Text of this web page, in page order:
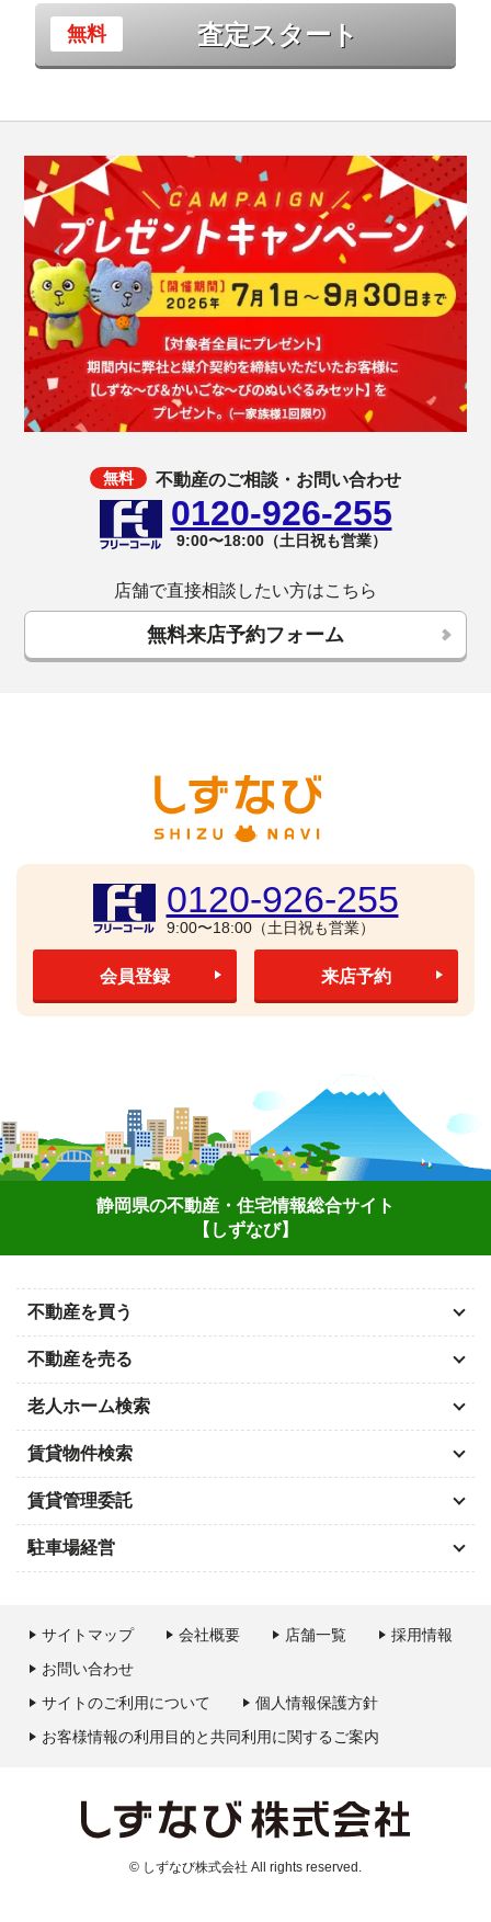
査定スタート
不動産のご相談・お問い合わせ
0120-926-255
9:00〜18:00（土日祝も営業）
店舗で直接相談したい方はこちら
無料来店予約フォーム
0120-926-255
9:00〜18:00（土日祝も営業）
会員登録 来店予約
静岡県の不動産・住宅情報総合サイト
【しずなび】
不動産を買う
不動産を売る
老人ホーム検索
賃貸物件検索
賃貸管理委託
駐車場経営
サイトマップ 会社概要 店舗一覧
採用情報
お問い合わせ
サイトのご利用について
個人情報保護方針
お客様情報の利用目的と共同利用に関するご案内
© しずなび株式会社 All rights reserved.